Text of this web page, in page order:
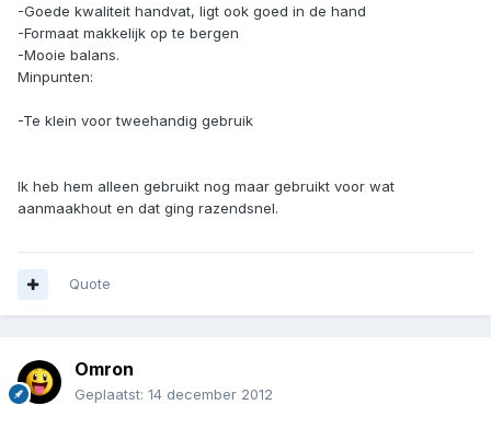
-Goede kwaliteit handvat, ligt ook goed in de hand
-Formaat makkelijk op te bergen
-Mooie balans.
Minpunten:
-Te klein voor tweehandig gebruik
Ik heb hem alleen gebruikt nog maar gebruikt voor wat
aanmaakhout en dat ging razendsnel.
Quote
Omron
Geplaatst: 14 december 2012